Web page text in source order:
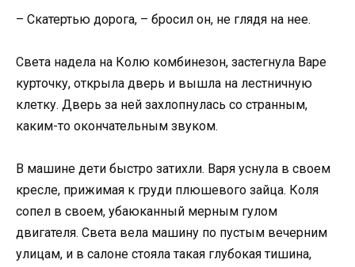
– Скатертью дорога, – бросил он, не глядя на нее.
Света надела на Колю комбинезон, застегнула Варе
курточку, открыла дверь и вышла на лестничную
клетку. Дверь за ней захлопнулась со странным,
каким-то окончательным звуком.
В машине дети быстро затихли. Варя уснула в своем
кресле, прижимая к груди плюшевого зайца. Коля
сопел в своем, убаюканный мерным гулом
двигателя. Света вела машину по пустым вечерним
улицам, и в салоне стояла такая глубокая тишина,